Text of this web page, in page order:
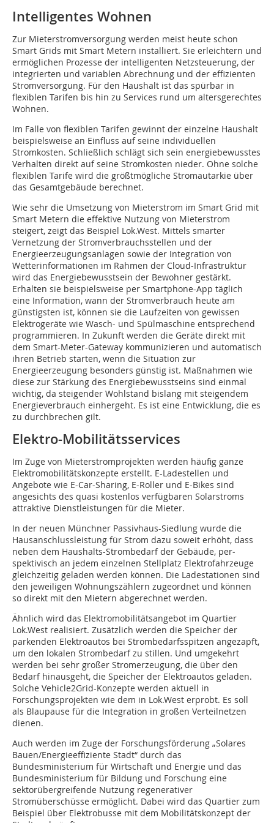
Intelligentes Wohnen
Zur Mieterstromversorgung werden meist heute schon
Smart Grids mit Smart Metern installiert. Sie erleichtern und
ermöglichen Prozesse der intelligenten Netzsteuerung, der
integrierten und variablen Abrechnung und der effizienten
Stromversorgung. Für den Haushalt ist das spürbar in
flexiblen Tarifen bis hin zu Services rund um altersgerechtes
Wohnen.
Im Falle von flexiblen Tarifen gewinnt der einzelne Haushalt
beispielsweise an Einfluss auf seine individuellen
Stromkosten. Schließlich schlägt sich sein energiebewusstes
Verhalten direkt auf seine Stromkosten nieder. Ohne solche
flexiblen Tarife wird die größtmögliche Stromautarkie über
das Gesamtgebäude berechnet.
Wie sehr die Umsetzung von Mieterstrom im Smart Grid mit
Smart Metern die effektive Nutzung von Mieterstrom
steigert, zeigt das Beispiel Lok.West. Mittels smarter
Vernetzung der Stromverbrauchsstellen und der
Energieerzeugungsanlagen sowie der Integration von
Wetterinformationen im Rahmen der Cloud-Infrastruktur
wird das Energiebewusstsein der Bewohner gestärkt.
Erhalten sie beispielsweise per Smartphone-App täglich
eine Information, wann der Stromverbrauch heute am
günstigsten ist, können sie die Laufzeiten von gewissen
Elektrogeräte wie Wasch- und Spülmaschine entsprechend
programmieren. In Zukunft werden die Geräte direkt mit
dem Smart-Meter-Gateway kommunizieren und automatisch
ihren Betrieb starten, wenn die Situation zur
Energieerzeugung besonders günstig ist. Maßnahmen wie
diese zur Stärkung des Energiebewusstseins sind einmal
wichtig, da steigender Wohlstand bislang mit steigendem
Energieverbrauch einhergeht. Es ist eine Entwicklung, die es
zu durchbrechen gilt.
Elektro-Mobilitätsservices
Im Zuge von Mieterstromprojekten werden häufig ganze
Elektromobilitätskonzepte erstellt. E-Ladestellen und
Angebote wie E-Car-Sharing, E-Roller und E-Bikes sind
angesichts des quasi kostenlos verfügbaren Solarstroms
attraktive Dienstleistungen für die Mieter.
In der neuen Münchner Passivhaus-Siedlung wurde die
Hausanschlussleistung für Strom dazu soweit erhöht, dass
neben dem Haushalts-Strombedarf der Gebäude, per­
spektivisch an jedem einzelnen Stellplatz Elektrofahrzeuge
gleichzeitig geladen werden können. Die Ladestationen sind
den jeweiligen Wohnungszählern zugeordnet und können
so direkt mit den Mietern abgerechnet werden.
Ähnlich wird das Elektromobilitätsangebot im Quartier
Lok.West realisiert. Zusätzlich werden die Speicher der
parkenden Elek­troautos bei Strombedarfsspitzen angezapft,
um den lokalen Strombedarf zu stillen. Und umgekehrt
werden bei sehr großer Stromerzeugung, die über den
Bedarf hinausgeht, die Speicher der Elektroautos geladen.
Solche Vehicle2Grid-Konzepte werden aktuell in
Forschungsprojekten wie dem in Lok.West erprobt. Es soll
als Blaupause für die Integration in großen Verteilnetzen
dienen.
Auch werden im Zuge der Forschungsförderung „Solares
Bauen/Energieeffiziente Stadt“ durch das
Bundesministerium für Wirtschaft und Energie und das
Bundesministerium für Bildung und Forschung eine
sektorübergreifende Nutzung regenerativer
Stromüberschüsse ermöglicht. Dabei wird das Quartier zum
Beispiel über Elektrobusse mit dem Mobilitätskonzept der